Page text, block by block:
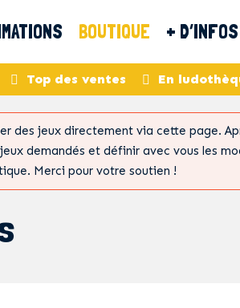
BOUTIQUE + D’INFOS
Top des ventes En
des jeux directement via cette page.
demandés et définir avec vous les
Merci pour votre soutien !